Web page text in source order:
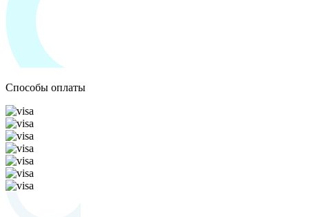
Способы оплаты